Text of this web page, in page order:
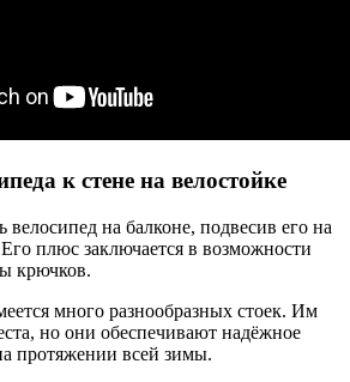
к стене на велостойке
велосипед на балконе, подвесив его на
плюс заключается в возможности
крючков.
много разнообразных стоек. Им
но они обеспечивают надёжное
протяжении всей зимы.